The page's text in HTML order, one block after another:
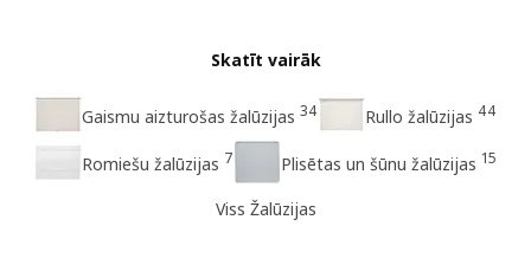
Skatīt vairāk
Gaismu aizturošas žalūzijas 34 Rullo žalūzijas 44
Romiešu žalūzijas 7 Plisētas un šūnu žalūzijas 15
Viss Žalūzijas